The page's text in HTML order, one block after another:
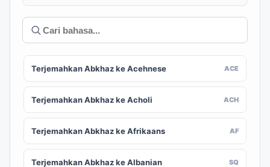
Terjemahkan Abkhaz ke Acehnese ACE
Terjemahkan Abkhaz ke Acholi ACH
Terjemahkan Abkhaz ke Afrikaans AF
Terjemahkan Abkhaz ke Albanian SQ